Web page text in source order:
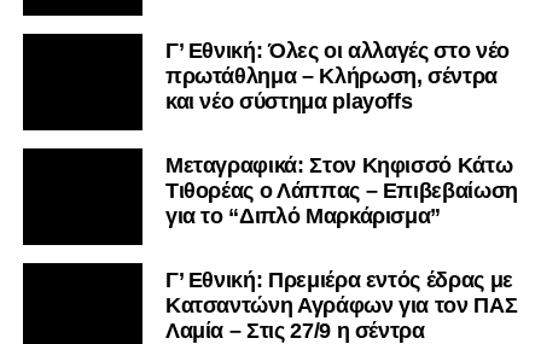
Γ’ Εθνική: Όλες οι αλλαγές στο νέο
πρωτάθλημα – Κλήρωση, σέντρα
και νέο σύστημα playoffs
Μεταγραφικά: Στον Κηφισσό Κάτω
Τιθορέας ο Λάππας – Επιβεβαίωση
για το “Διπλό Μαρκάρισμα”
Γ’ Εθνική: Πρεμιέρα εντός έδρας με
Κατσαντώνη Αγράφων για τον ΠΑΣ
Λαμία – Στις 27/9 η σέντρα